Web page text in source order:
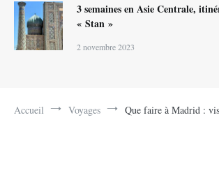
3 semaines en Asie Centrale,
« Stan »
2 novembre 2023
Accueil Voyages Que faire à Madrid :